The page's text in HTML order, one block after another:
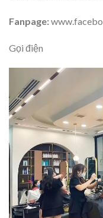
Fanpage:
Gọi điện